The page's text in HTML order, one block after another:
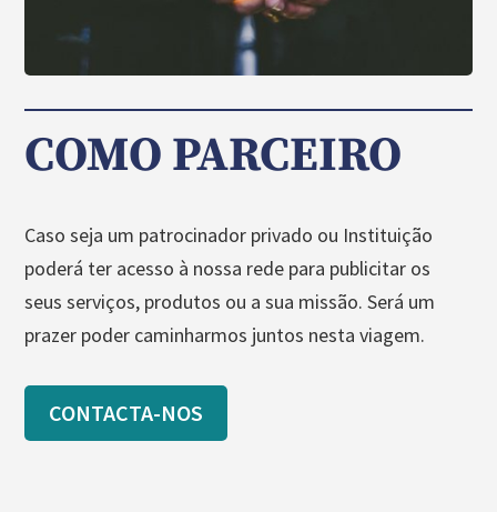
COMO PARCEIRO
Caso seja um patrocinador privado ou Instituição
poderá ter acesso à nossa rede para publicitar os
seus serviços, produtos ou a sua missão. Será um
prazer poder caminharmos juntos nesta viagem.
CONTACTA-NOS